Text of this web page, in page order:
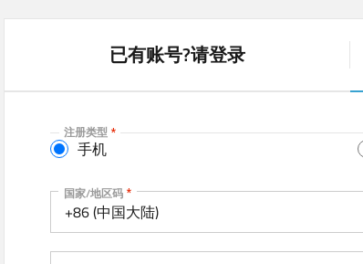
已有账号?请登录
注册类型
手机
手机
国家/地区码
+86 (中国大陆)